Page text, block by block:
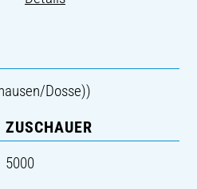
Dosse))
ZUSCHAUER
5000